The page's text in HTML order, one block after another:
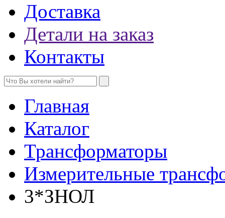
Доставка
Детали на заказ
Контакты
Главная
Каталог
Трансформаторы
Измерительные
3*ЗНОЛ